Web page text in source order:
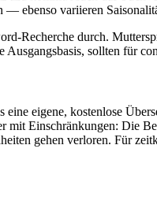
ebenso variieren
Recherche durch.
sollten für
eigene, kostenlose
Einschränkungen: Die
gehen verloren. Für